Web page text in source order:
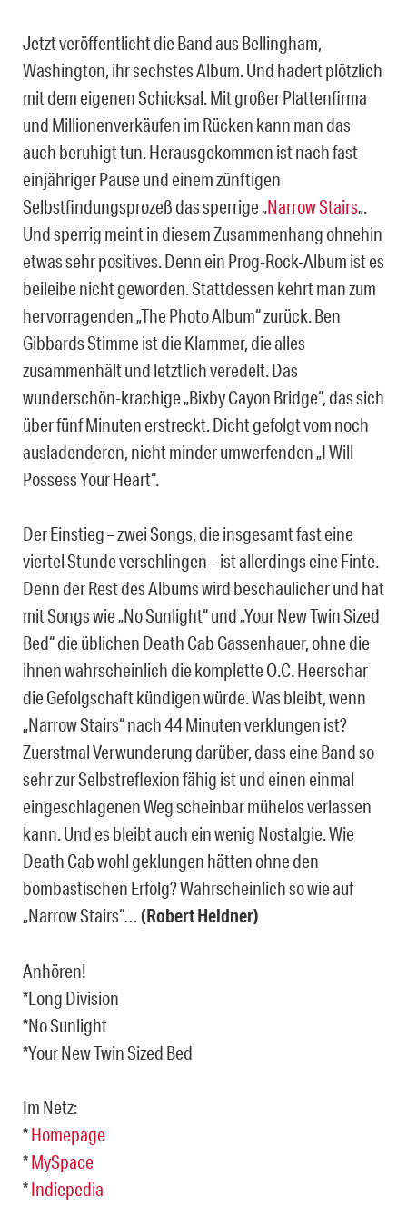
Jetzt veröffentlicht die Band aus Bellingham,
Washington, ihr sechstes Album. Und hadert plötzlich
mit dem eigenen Schicksal. Mit großer Plattenfirma
und Millionenverkäufen im Rücken kann man das
auch beruhigt tun. Herausgekommen ist nach fast
einjähriger Pause und einem zünftigen
Selbstfindungsprozeß das sperrige „Narrow Stairs„.
Und sperrig meint in diesem Zusammenhang ohnehin
etwas sehr positives. Denn ein Prog-Rock-Album ist es
beileibe nicht geworden. Stattdessen kehrt man zum
hervorragenden „The Photo Album“ zurück. Ben
Gibbards Stimme ist die Klammer, die alles
zusammenhält und letztlich veredelt. Das
wunderschön-krachige „Bixby Cayon Bridge“, das sich
über fünf Minuten erstreckt. Dicht gefolgt vom noch
ausladenderen, nicht minder umwerfenden „I Will
Possess Your Heart“.
Der Einstieg – zwei Songs, die insgesamt fast eine
viertel Stunde verschlingen – ist allerdings eine Finte.
Denn der Rest des Albums wird beschaulicher und hat
mit Songs wie „No Sunlight“ und „Your New Twin Sized
Bed“ die üblichen Death Cab Gassenhauer, ohne die
ihnen wahrscheinlich die komplette O.C. Heerschar
die Gefolgschaft kündigen würde. Was bleibt, wenn
„Narrow Stairs“ nach 44 Minuten verklungen ist?
Zuerstmal Verwunderung darüber, dass eine Band so
sehr zur Selbstreflexion fähig ist und einen einmal
eingeschlagenen Weg scheinbar mühelos verlassen
kann. Und es bleibt auch ein wenig Nostalgie. Wie
Death Cab wohl geklungen hätten ohne den
bombastischen Erfolg? Wahrscheinlich so wie auf
„Narrow Stairs“… (Robert Heldner)
Anhören!
*Long Division
*No Sunlight
*Your New Twin Sized Bed
Im Netz:
*Homepage
*MySpace
*Indiepedia